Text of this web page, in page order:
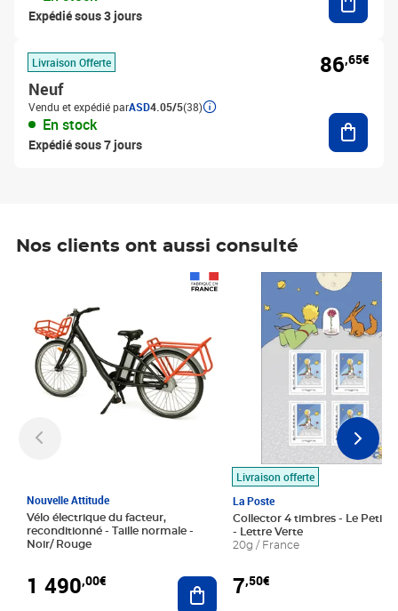
Expédié sous 3 jours
Livraison Offerte
Neuf
Vendu et expédié parASD4.05/5(38)
En stock
Expédié sous 7 jours
86,65€
Nos clients ont aussi consulté
Nouvelle Attitude
Vélo électrique du facteur,
reconditionné - Taille normale -
Noir/ Rouge
1 490,00€ Ajouter au panier
Livraison offerte
La Poste
Collector 4 timbres - Le Petit
- Lettre Verte
20g / France
7,50€
Prix 7,50€